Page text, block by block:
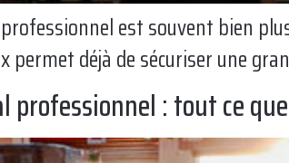
est souvent bien
permet déjà de sécuriser une
professionnel : tout ce